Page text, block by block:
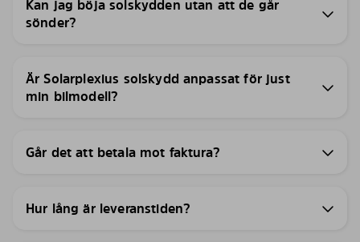
Kan jag böja solskydden utan att de går
sönder?
Är Solarplexius solskydd anpassat för just
min bilmodell?
Går det att betala mot faktura?
Hur lång är leveranstiden?